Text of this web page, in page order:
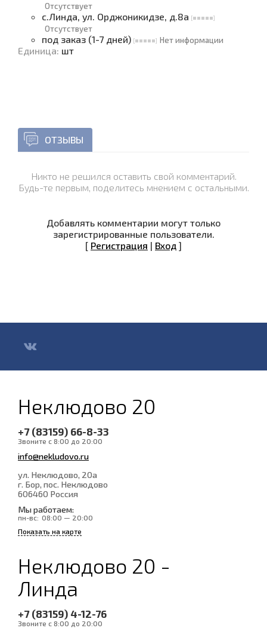
Отсутствует
с.Линда, ул. Орджоникидзе, д.8а
Отсутствует
под заказ (1-7 дней) Нет информации
Единица: шт
ОТЗЫВЫ
Никто не решился оставить свой комментарий.
Будь-те первым, поделитесь мнением с остальными.
Добавлять комментарии могут только
зарегистрированные пользователи.
[ Регистрация | Вход ]
Неклюдово 20
+7 (83159) 66-8-33
Звоните с 8:00 до 20:00
info@nekludovo.ru
ул. Неклюдово, 20а
г. Бор, пос. Неклюдово
606460 Россия
Мы работаем:
пн-вс: 08:00 — 20:00
Показать на карте
Неклюдово 20 -
Линда
+7 (83159) 4-12-76
Звоните с 8:00 до 20:00